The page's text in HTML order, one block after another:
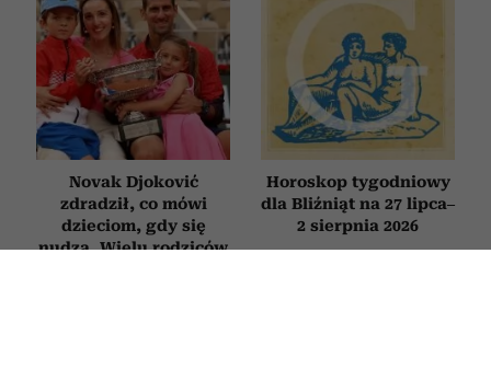
Novak Djoković
zdradził, co mówi
dzieciom, gdy się
nudzą. Wielu rodziców
Horoskop tygodniowy
dla Bliźniąt na 27 lipca–
2 sierpnia 2026